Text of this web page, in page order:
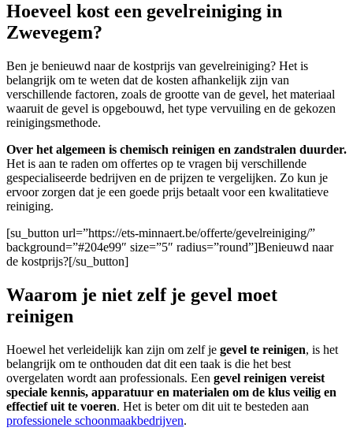
Hoeveel kost een gevelreiniging in
Zwevegem?
Ben je benieuwd naar de kostprijs van gevelreiniging? Het is
belangrijk om te weten dat de kosten afhankelijk zijn van
verschillende factoren, zoals de grootte van de gevel, het materiaal
waaruit de gevel is opgebouwd, het type vervuiling en de gekozen
reinigingsmethode.
Over het algemeen is chemisch reinigen en zandstralen duurder.
Het is aan te raden om offertes op te vragen bij verschillende
gespecialiseerde bedrijven en de prijzen te vergelijken. Zo kun je
ervoor zorgen dat je een goede prijs betaalt voor een kwalitatieve
reiniging.
[su_button url=”https://ets-minnaert.be/offerte/gevelreiniging/”
background=”#204e99″ size=”5″ radius=”round”]Benieuwd naar
de kostprijs?[/su_button]
Waarom je niet zelf je gevel moet
reinigen
Hoewel het verleidelijk kan zijn om zelf je gevel te reinigen, is het
belangrijk om te onthouden dat dit een taak is die het best
overgelaten wordt aan professionals. Een gevel reinigen vereist
speciale kennis, apparatuur en materialen om de klus veilig en
effectief uit te voeren. Het is beter om dit uit te besteden aan
professionele schoonmaakbedrijven.